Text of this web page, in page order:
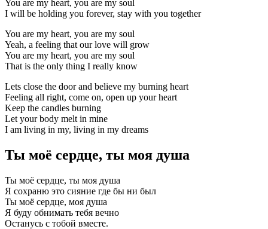
You are my heart, you are my soul
I will be holding you forever, stay with you together
You are my heart, you are my soul
Yeah, a feeling that our love will grow
You are my heart, you are my soul
That is the only thing I really know
Lets close the door and believe my burning heart
Feeling all right, come on, open up your heart
Keep the candles burning
Let your body melt in mine
I am living in my, living in my dreams
Ты моё сердце, ты моя душа
Ты моё сердце, ты моя душа
Я сохраню это сияние где бы ни был
Ты моё сердце, моя душа
Я буду обнимать тебя вечно
Останусь с тобой вместе.